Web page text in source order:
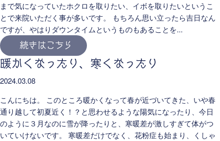
まで気になっていたホクロを取りたい、イボを取りたいというこ
とで来院いただく事が多いです。 もちろん思い立ったら吉日なん
ですが、やはりダウンタイムというものもあることを...
続きはこちら
暖かくなったり、寒くなったり
2024.03.08
こんにちは。 このところ暖かくなって春が近づいてきた、いや春
通り越して初夏近く！？と思わせるような陽気になったり、今日
のように３月なのに雪が降ったりと、寒暖差が激しすぎて体がつ
いていけないです。 寒暖差だけでなく、花粉症も始まり、くしゃ